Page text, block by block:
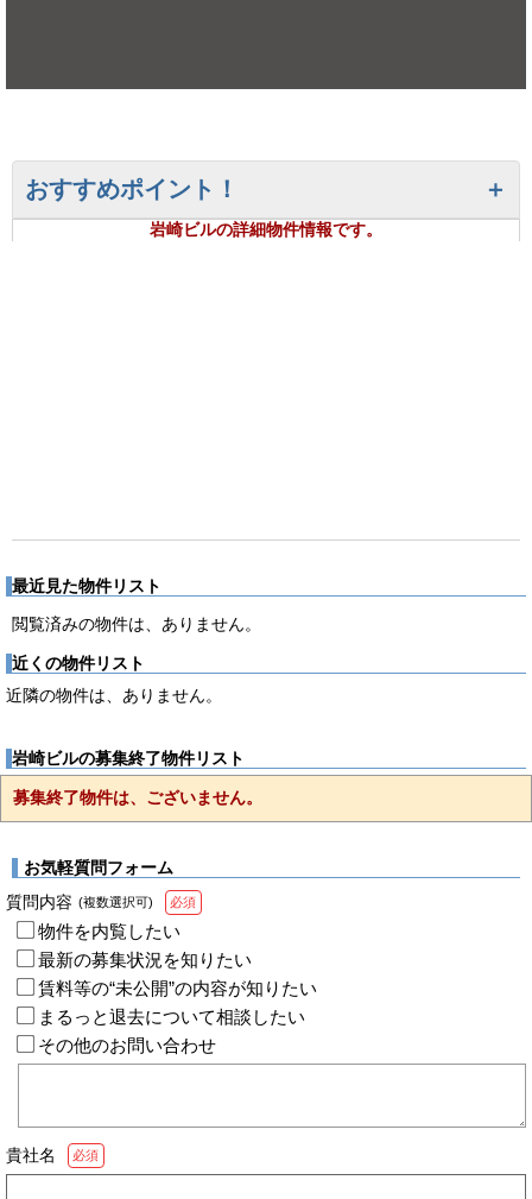
おすすめポイント！
岩崎ビルの詳細物件情報です。
最近見た物件リスト
閲覧済みの物件は、ありません。
近くの物件リスト
近隣の物件は、ありません。
岩崎ビルの募集終了物件リスト
募集終了物件は、ございません。
お気軽質問フォーム
質問内容 (複数選択可) 必須
物件を内覧したい
最新の募集状況を知りたい
賃料等の“未公開”の内容が知りたい
まるっと退去について相談したい
その他のお問い合わせ
貴社名 必須